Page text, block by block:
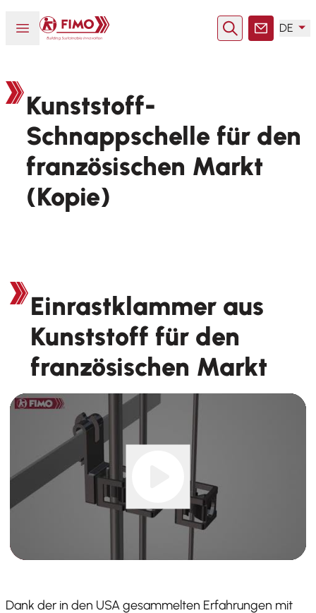
Menü öffnen oder schließen
Zurück zur Startseite
SucheKontakt
DE
Kunststoff-
Schnappschelle für den
französischen Markt
(Kopie)
Einrastklammer aus
Kunststoff für den
französischen Markt
Dank der in den USA gesammelten Erfahrungen mit